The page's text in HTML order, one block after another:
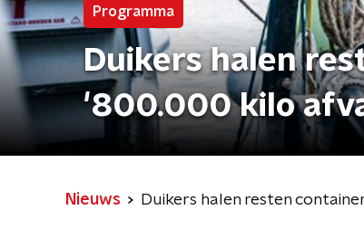
Programma
Duikers halen
'800.000 kilo
Nieuws Duikers halen resten